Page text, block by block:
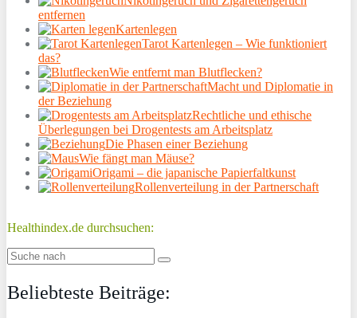
entfernen
Kartenlegen
Tarot Kartenlegen – Wie funktioniert
das?
Wie entfernt man Blutflecken?
Macht und Diplomatie in
der Beziehung
Rechtliche und ethische
Überlegungen bei Drogentests am Arbeitsplatz
Die Phasen einer Beziehung
Wie fängt man Mäuse?
Origami – die japanische Papierfaltkunst
Rollenverteilung in der Partnerschaft
Healthindex.de durchsuchen:
Beliebteste Beiträge: